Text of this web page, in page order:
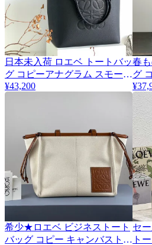
日本未入荷 ロエベ トートバッ
グ コピーアナグラム スモール
loq62366
¥43,200
春
グ
ク
送
希少★ロエベ ビジネストート
バッグ コピー キャンバストー
セ
ト